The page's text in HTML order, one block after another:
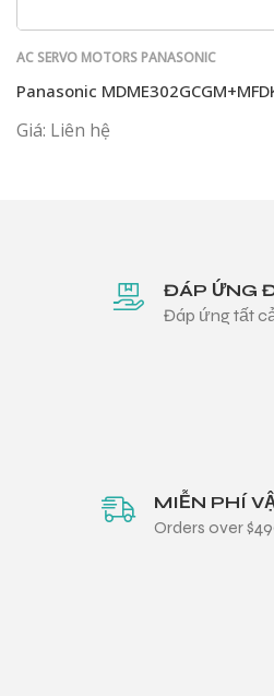
AC SERVO MOTORS PANASONIC
Panasonic
Giá: Liên hệ
ĐÁP ỨNG
Đáp ứng tất
MIỄN PHÍ
Orders over